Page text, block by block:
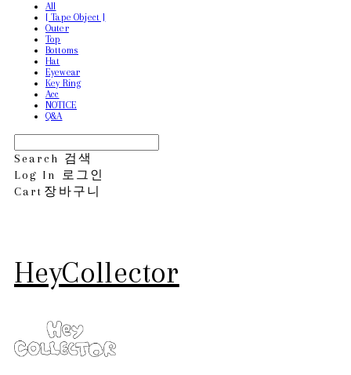
All
[ Tape Object ]
Outer
Top
Bottoms
Hat
Eyewear
Key Ring
Acc
NOTICE
Q&A
Search 검색
Log In
로그인
Cart 장바구니
HeyCollector